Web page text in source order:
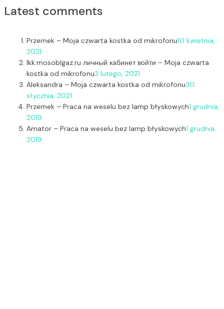
Latest comments
Przemek – Moja czwarta kostka od mikrofonu10 kwietnia,
2021
lkk.mosoblgaz.ru личный кабинет войти – Moja czwarta
kostka od mikrofonu3 lutego, 2021
Aleksandra – Moja czwarta kostka od mikrofonu30
stycznia, 2021
Przemek – Praca na weselu bez lamp błyskowych1 grudnia,
2019
Amator – Praca na weselu bez lamp błyskowych1 grudnia,
2019